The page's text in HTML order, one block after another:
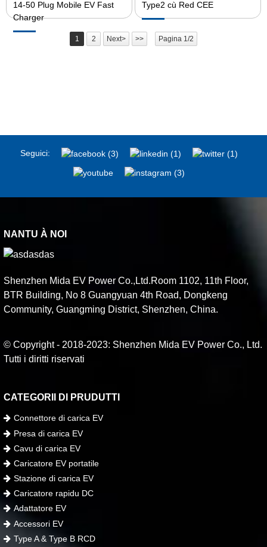
14-50 Plug Mobile EV Fast
Charger
Type2 cù Red CEE
1 2 Next> >> Pagina 1/2
Seguici:
NANTU À NOI
Shenzhen Mida EV Power Co.,Ltd.Room 1102, 11th Floor,
BTR Building, No 8 Guangyuan 4th Road, Dongkeng
Community, Guangming District, Shenzhen, China.
© Copyright - 2018-2023: Shenzhen Mida EV Power Co., Ltd.
Tutti i diritti riservati
CATEGORII DI PRUDUTTI
Connettore di carica EV
Presa di carica EV
Cavu di carica EV
Caricatore EV portatile
Stazione di carica EV
Caricatore rapidu DC
Adattatore EV
Accessori EV
Type A & Type B RCD